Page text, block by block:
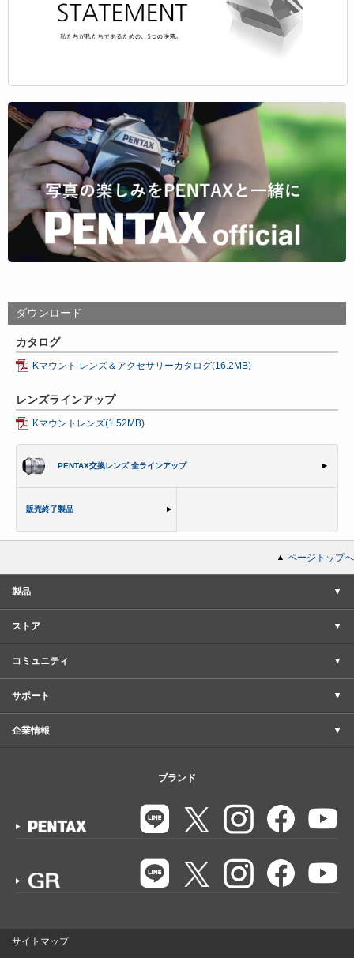
ダウンロード
カタログ
Kマウント レンズ＆アクセサリーカタログ(16.2MB)
レンズラインアップ
Kマウントレンズ(1.52MB)
PENTAX交換レンズ 全ラインアップ
販売終了製品
ページトップへ
製品
ストア
コミュニティ
サポート
企業情報
ブランド
サイトマップ